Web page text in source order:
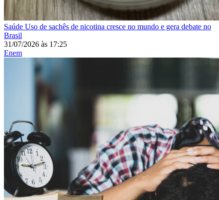
Saúde Uso de sachês de nicotina cresce no mundo e gera debate no
Brasil
31/07/2026 às 17:25
Enem